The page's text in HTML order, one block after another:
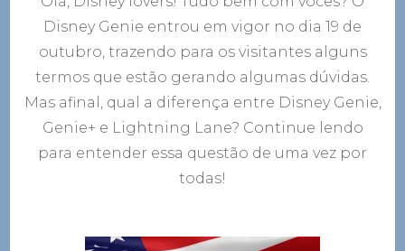
Disney
Genie,
e
Disney Genie entrou em vigor no dia 19 de
outubro, trazendo para os visitantes alguns
termos que estão gerando algumas dúvidas.
Mas afinal, qual a diferença entre Disney Genie,
Genie+ e Lightning Lane? Continue lendo
para entender essa questão de uma vez por
todas!